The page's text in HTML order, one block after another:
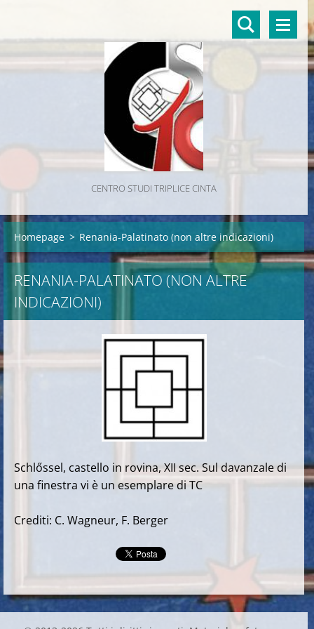
CENTRO STUDI TRIPLICE CINTA
Homepage > Renania-Palatinato (non altre indicazioni)
RENANIA-PALATINATO (NON ALTRE
INDICAZIONI)
Schlőssel, castello in rovina, XII sec. Sul davanzale di
una finestra vi è un esemplare di TC
Crediti: C. Wagneur, F. Berger